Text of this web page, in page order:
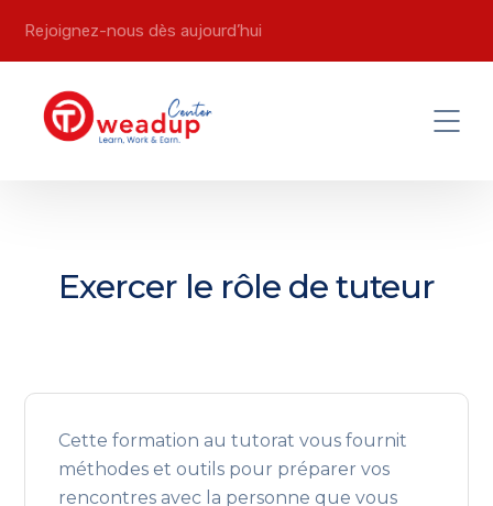
Rejoignez-nous dès aujourd’hui
Exercer le rôle de tuteur
Cette formation au tutorat vous fournit
méthodes et outils pour préparer vos
rencontres avec la personne que vous